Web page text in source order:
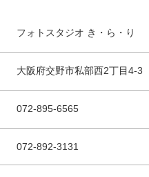
フォトスタジオ き・ら・り
大阪府交野市私部西2丁目4-3
072-895-6565
072-892-3131